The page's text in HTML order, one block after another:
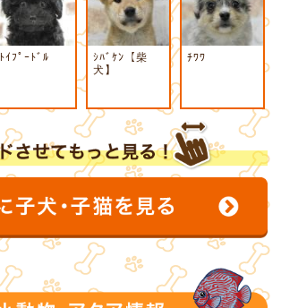
ﾄｲﾌﾟｰﾄﾞﾙ
ｼﾊﾞｹﾝ【柴
犬】
ﾁﾜﾜ